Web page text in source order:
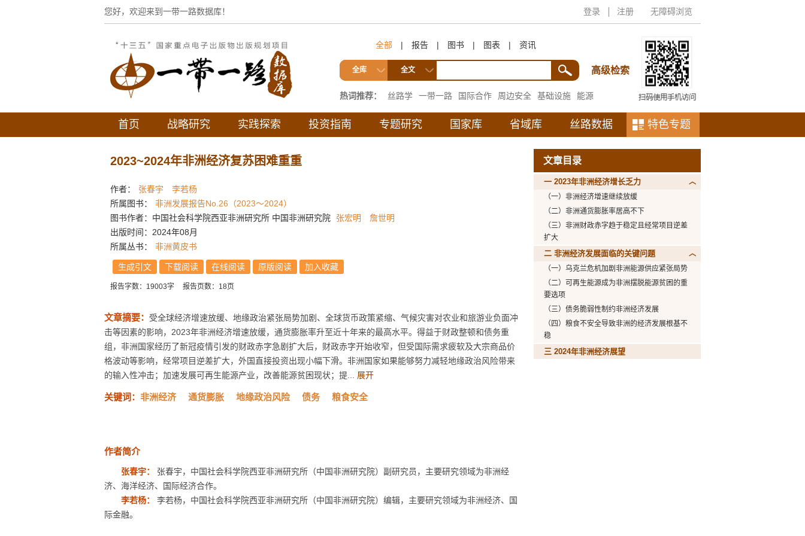
登录 注册 无障碍浏览
您好，欢迎来到一带一路数据库！
全部 | 报告 | 图书 | 图表 | 资讯
全库 全文 高级检索
热词推荐： 丝路学 一带一路 国际合作 周边安全 基础设施
能源
互联互通
首页 战略研究 实践探索 投资指南 专题研究 国家库 省域库 丝路数据 特色专题
2023~2024年非洲经济复苏困难重重
作者： 张春宇
李若杨
所属图书：
非洲发展报告No.26（2023～2024）
图书作者：中国社会科学院西亚非洲研究所 中国非洲研究院
张宏明
詹世明
出版时间：2024年08月
所属丛书：
非洲黄皮书
生成引文 下载阅读 在线阅读 原版阅读 加入收藏
报告字数：19003字 报告页数：18页
文章摘要： 受全球经济增速放缓、地缘政治紧张局势加剧、全球货币政策紧缩、气候灾害对农业和旅游业负面冲
击等因素的影响，2023年非洲经济增速放缓，通货膨胀率升至近十年来的最高水平。得益于财政整顿和债务重
组，非洲国家经历了新冠疫情引发的财政赤字急剧扩大后，财政赤字开始收窄，但受国际需求疲软及大宗商品价
格波动等影响，经常项目逆差扩大，外国直接投资出现小幅下滑。非洲国家如果能够努力减轻地缘政治风险带来
的输入性冲击；加速发展可再生能源产业，改善能源贫困现状；提... 展开
关键词： 非洲经济 通货膨胀 地缘政治风险 债务 粮食安全
作者简介
张春宇：
张春宇，中国社会科学院西亚非洲研究所（中国非洲研究院）副研究员，主要研究领域为非洲经
济、海洋经济、国际经济合作。
李若杨：
李若杨，中国社会科学院西亚非洲研究所（中国非洲研究院）编辑，主要研究领域为非洲经济、国
际金融。
文章目录
一 2023年非洲经济增长乏力
（一）非洲经济增速继续放缓
（二）非洲通货膨胀率居高不下
（三）非洲财政赤字趋于稳定且经常项目逆差
扩大
二 非洲经济发展面临的关键问题
（一）乌克兰危机加剧非洲能源供应紧张局势
（二）可再生能源成为非洲摆脱能源贫困的重
要选项
（三）债务脆弱性制约非洲经济发展
（四）粮食不安全导致非洲的经济发展根基不
稳
三 2024年非洲经济展望